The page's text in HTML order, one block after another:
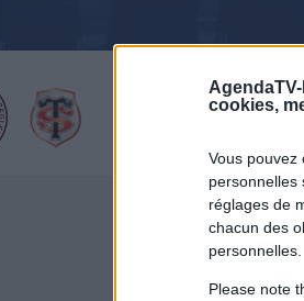
cookies,
Vous pouvez
personnelles
réglages de
chacun des
personnelles.
Please note